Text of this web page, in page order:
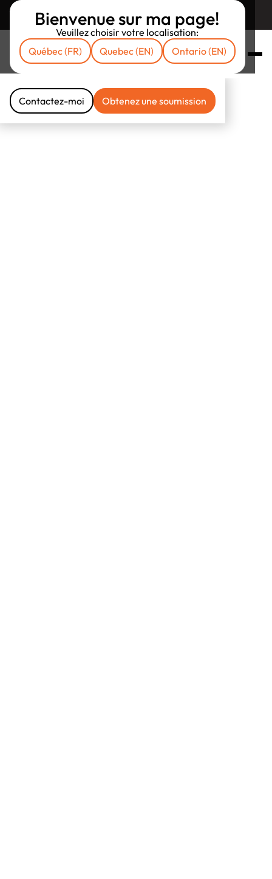
Bienvenue sur ma page!
Veuillez choisir votre localisation:
Québec (FR)
Quebec (EN) Ontario (EN)
Retourner sur assuruni.com
Fier partenaire
d’Assuruni
Contactez-moi
Contactez-moi
Obtenez une soumission
Obtenez une soumission